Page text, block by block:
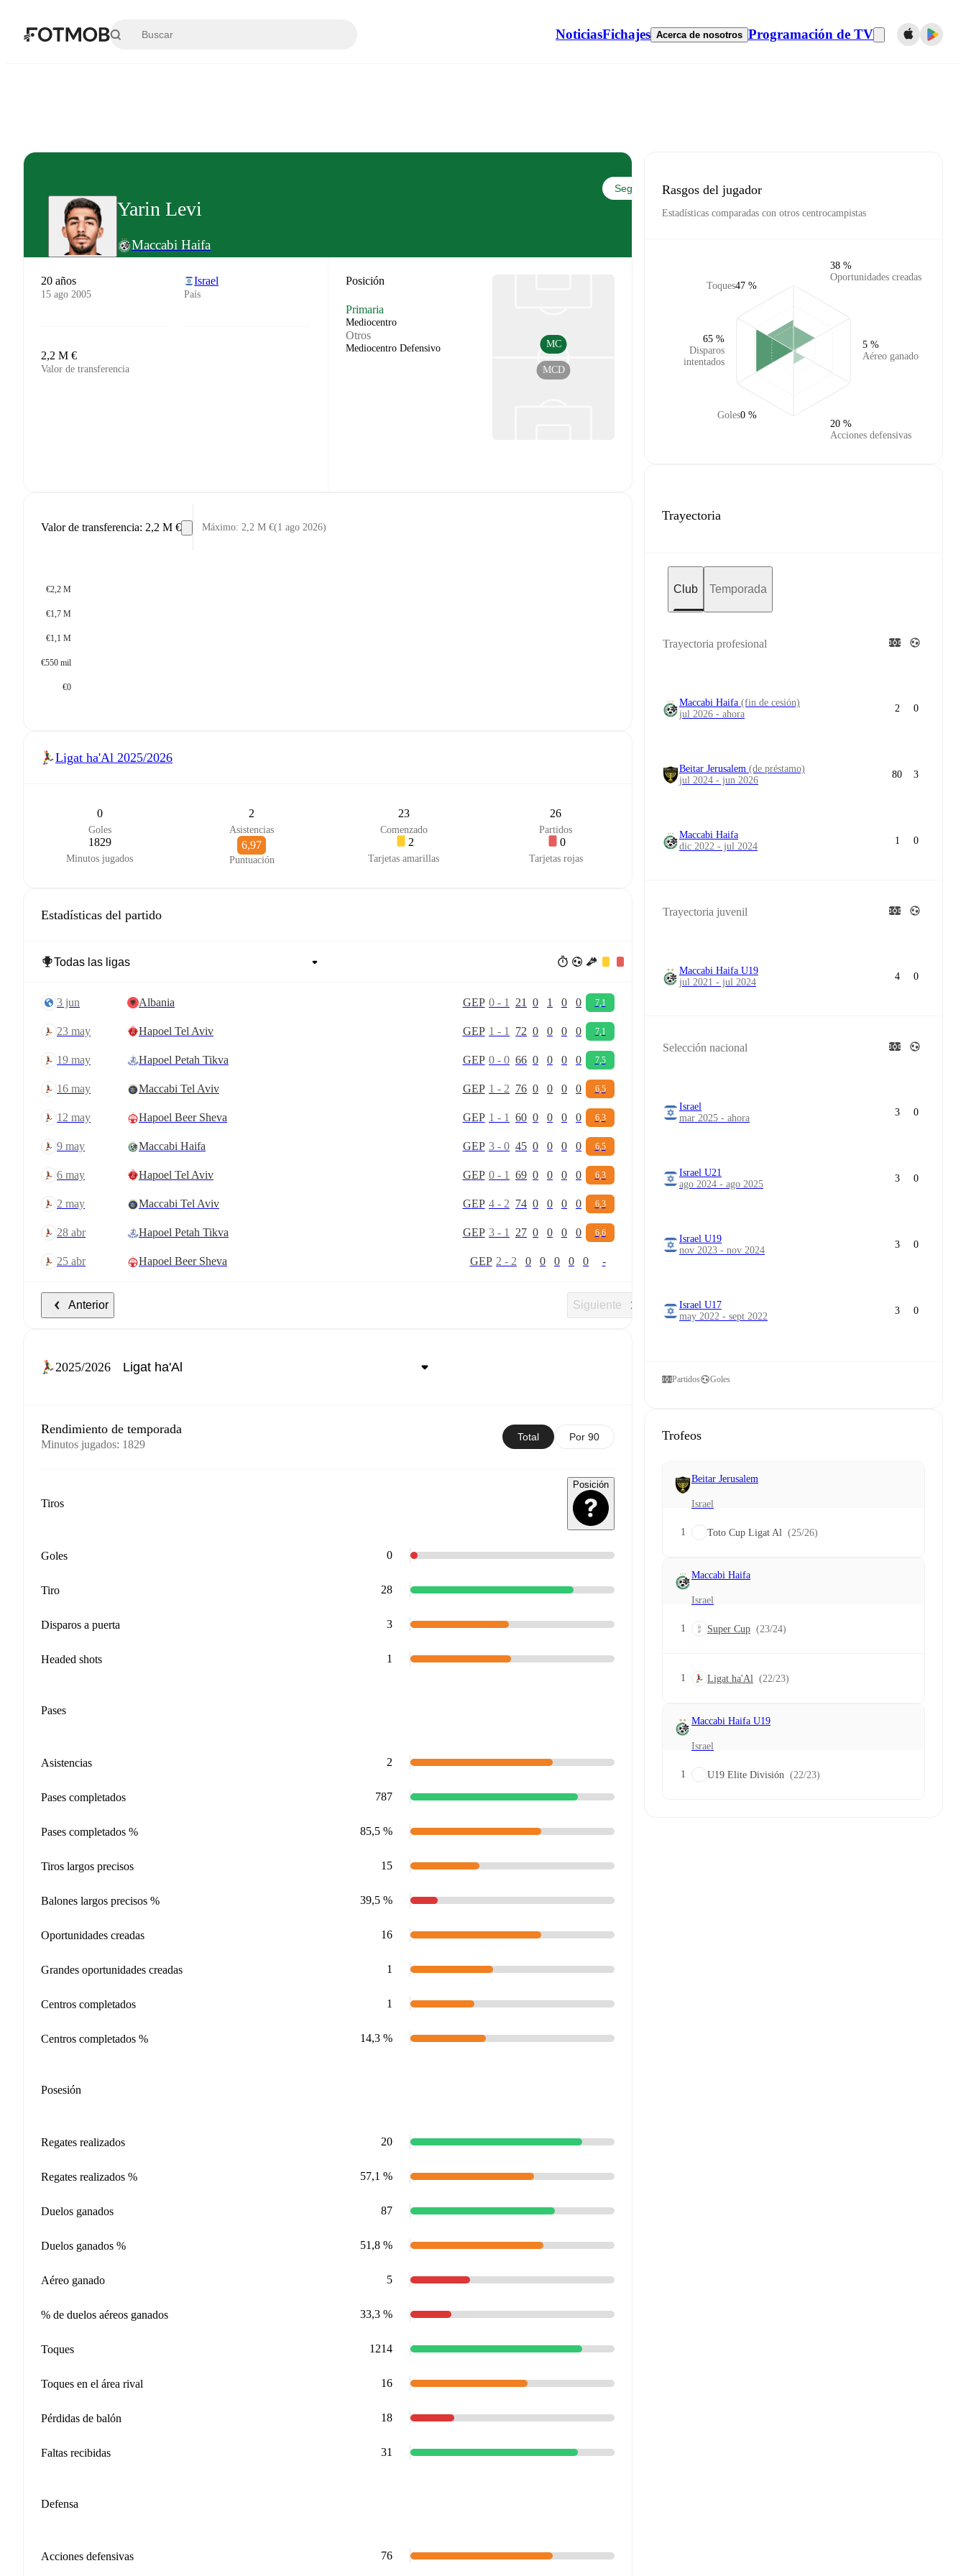
NoticiasFichajes Acerca de nosotros Programación de TV
Yarin Levi
Maccabi Haifa
Seguir
20 años
15 ago 2005
Israel
País
2,2 M €
Valor de transferencia
Posición
Primaria
Mediocentro
Otros
Mediocentro Defensivo
MCD
MC
Valor de transferencia: 2,2 M € Máximo: 2,2 M €(1 ago 2026)
€2,2 M
€1,7 M
€1,1 M
€550 mil
€0
Ligat ha'Al 2025/2026
0
Goles
2
Asistencias
23
Comenzado
26
Partidos
1829
Minutos jugados
6,97
Puntuación
2
Tarjetas amarillas
0
Tarjetas rojas
Estadísticas del partido
3 jun Albania GEP 0 - 1 21 0 1 0 0 7,1
23 may Hapoel Tel Aviv GEP 1 - 1 72 0 0 0 0 7,1
19 may Hapoel Petah Tikva GEP 0 - 0 66 0 0 0 0 7,5
16 may Maccabi Tel Aviv GEP 1 - 2 76 0 0 0 0 6,5
12 may Hapoel Beer Sheva GEP 1 - 1 60 0 0 0 0 6,3
9 may Maccabi Haifa GEP 3 - 0 45 0 0 0 0 6,5
6 may Hapoel Tel Aviv GEP 0 - 1 69 0 0 0 0 6,3
2 may Maccabi Tel Aviv GEP 4 - 2 74 0 0 0 0 6,3
28 abr Hapoel Petah Tikva GEP 3 - 1 27 0 0 0 0 6,6
25 abr Hapoel Beer Sheva GEP 2 - 2 0 0 0 0 0 -
Anterior Siguiente
2025/2026
Rendimiento de temporada
Minutos jugados: 1829
Total Por 90
Tiros
Posición
Goles 0
Tiro 28
Disparos a puerta 3
Headed shots 1
Pases
Asistencias 2
Pases completados 787
Pases completados % 85,5 %
Tiros largos precisos 15
Balones largos precisos % 39,5 %
Oportunidades creadas 16
Grandes oportunidades creadas 1
Centros completados 1
Centros completados % 14,3 %
Posesión
Regates realizados 20
Regates realizados % 57,1 %
Duelos ganados 87
Duelos ganados % 51,8 %
Aéreo ganado 5
% de duelos aéreos ganados 33,3 %
Toques 1214
Toques en el área rival 16
Pérdidas de balón 18
Faltas recibidas 31
Defensa
Acciones defensivas 76
Rasgos del jugador
Estadísticas comparadas con otros centrocampistas
Toques47 %
Disparos
intentados
65 %
Goles0 %
Oportunidades creadas
38 %
Aéreo ganado
5 %
Acciones defensivas
20 %
Trayectoria
Club Temporada
Trayectoria profesional
Maccabi Haifa (fin de cesión)
jul 2026 - ahora
2 0
Beitar Jerusalem (de préstamo)
jul 2024 - jun 2026
80 3
Maccabi Haifa
dic 2022 - jul 2024
1 0
Trayectoria juvenil
Maccabi Haifa U19
jul 2021 - jul 2024
4 0
Selección nacional
Israel
mar 2025 - ahora
3 0
Israel U21
ago 2024 - ago 2025
3 0
Israel U19
nov 2023 - nov 2024
3 0
Israel U17
may 2022 - sept 2022
3 0
Partidos Goles
Trofeos
Beitar Jerusalem
Israel
1 Toto Cup Ligat Al (25/26)
Maccabi Haifa
Israel
1 Super Cup (23/24)
1 Ligat ha'Al (22/23)
Maccabi Haifa U19
Israel
1 U19 Elite División (22/23)